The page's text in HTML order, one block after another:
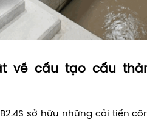
về cấu tạo cấu
sở hữu những cải tiến